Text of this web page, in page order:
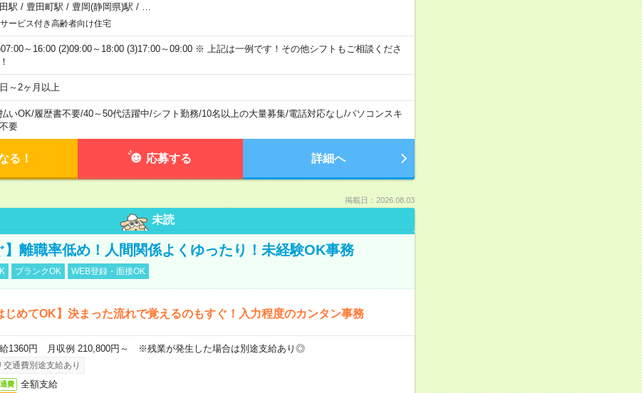
駅 / 豊田町駅 / 豊岡(静岡県)駅 /
サービス付き高齢者向け住宅
～16:00 (2)09:00～18:00 (3)17:00～09:00 ※ 上記は一例です！その他シフトもご相談くださ
～2ヶ月以上
いOK/履歴書不要/40～50代活躍中/シフト勤務/10名以上の大量募集/電話対応なし/パソコンスキ
要
る！ 応募する 詳細へ
掲載日：2026.08.03
未読
】離職率低め！人間関係よくゆったり！未経験OK事務
ブランクOK WEB登録・面接OK
じめてOK】決まった流れで覚えるのもすぐ！入力程度のカンタン事務
1360円 月収例 210,800円～ ※残業が発生した場合は別途支給あり◎
交通費別途支給あり
費 全額支給